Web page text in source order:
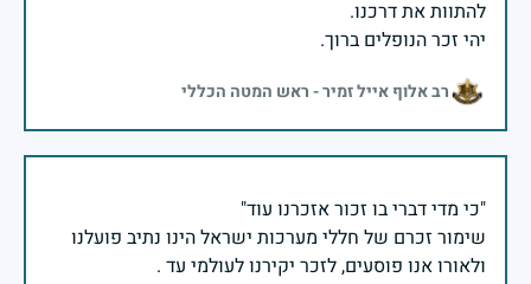
יהי זכר הנופלים ברוך.
רב אלוף אייל זמיר - ראש המטה הכללי
שימור זכרם של חללי מערכות ישראל הינו נתיב פועלנו